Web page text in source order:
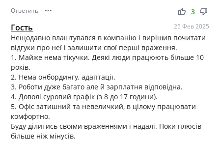
Ответить ••• thumb_up thumb_down
3
Гость 25 Фев 2025
Нещодавно влаштувався в компанію і вирішив почитати
відгуки про неї і залишити свої перші враження.
1. Майже нема тікучки. Деякі люди працюють більше 10
років.
2. Нема онбордингу, адаптації.
3. Роботи дуже багато але й зарплатня відповідна.
4. Доволі суровий графік (з 8 до 17 години).
5. Офіс затишний та невеличкий, в цілому працювати
комфортно.
Буду ділитись своїми враженнями і надалі. Поки плюсів
більше ніж мінусів.